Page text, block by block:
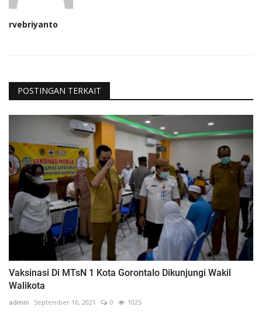
rvebriyanto
POSTINGAN TERKAIT
Vaksinasi Di MTsN 1 Kota Gorontalo Dikunjungi Wakil
Walikota
admin September 16, 2021 0 1025